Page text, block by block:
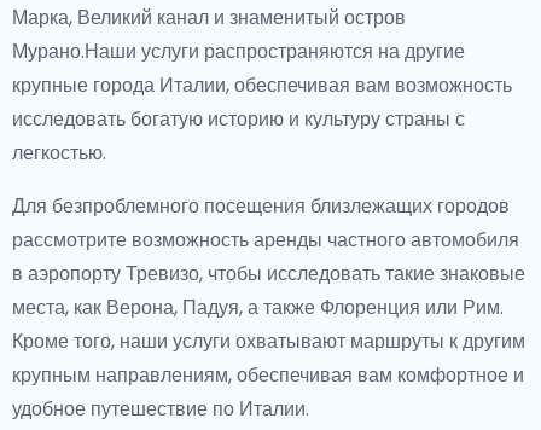
Марка, Великий канал и знаменитый остров
Мурано.Наши услуги распространяются на другие
крупные города Италии, обеспечивая вам возможность
исследовать богатую историю и культуру страны с
легкостью.
Для безпроблемного посещения близлежащих городов
рассмотрите возможность аренды частного автомобиля
в аэропорту Тревизо, чтобы исследовать такие знаковые
места, как Верона, Падуя, а также Флоренция или Рим.
Кроме того, наши услуги охватывают маршруты к другим
крупным направлениям, обеспечивая вам комфортное и
удобное путешествие по Италии.